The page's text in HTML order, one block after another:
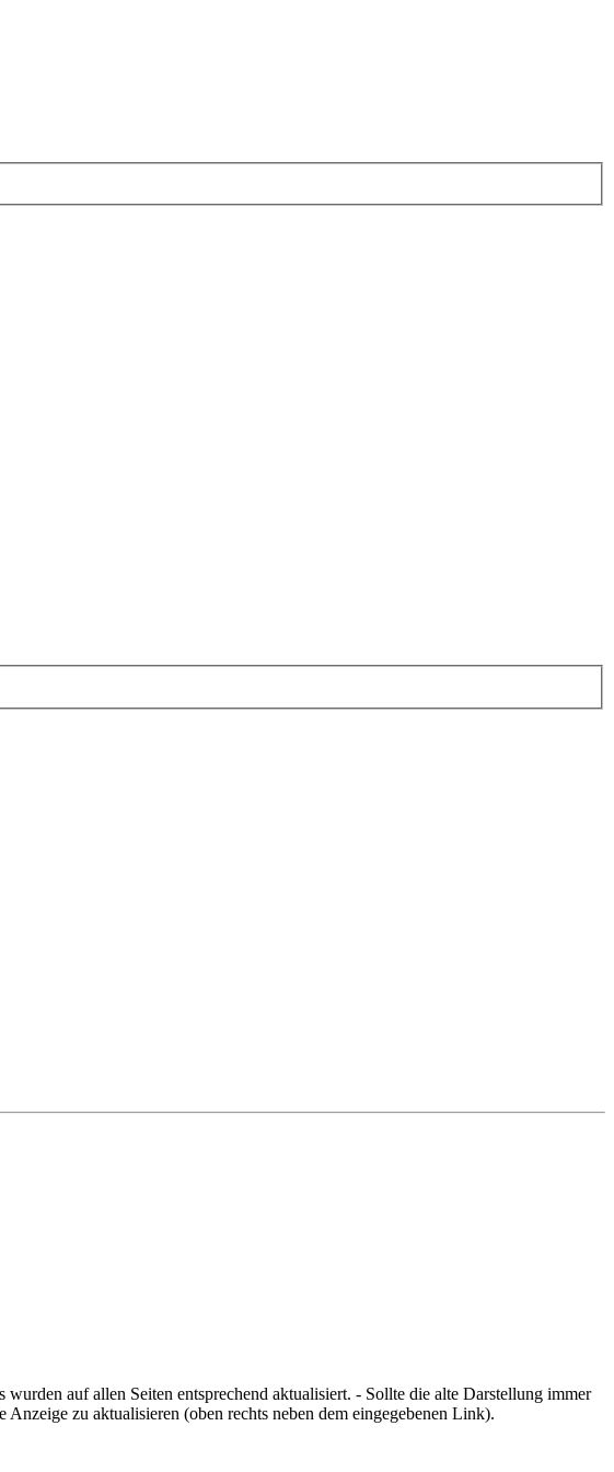
auf allen Seiten entsprechend aktualisiert. - Sollte die alte Darstellung immer
zu aktualisieren (oben rechts neben dem eingegebenen Link).